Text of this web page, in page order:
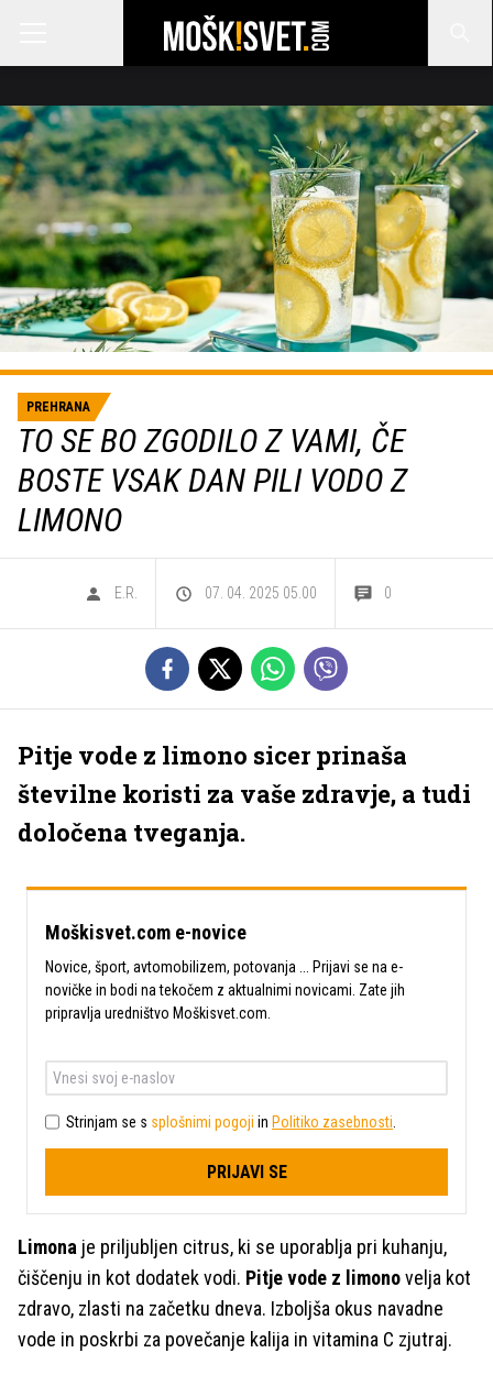
PREHRANA
TO SE BO ZGODILO Z VAMI, ČE
BOSTE VSAK DAN PILI VODO Z
LIMONO
E.R. 07. 04. 2025 05.00 0
Pitje vode z limono sicer prinaša
številne koristi za vaše zdravje, a tudi
določena tveganja.
Moškisvet.com e-novice
Novice, šport, avtomobilizem, potovanja ... Prijavi se na e-
novičke in bodi na tekočem z aktualnimi novicami. Zate jih
pripravlja uredništvo Moškisvet.com.
Strinjam se s splošnimi pogoji in Politiko zasebnosti
PRIJAVI SE
Limona je priljubljen citrus, ki se uporablja pri kuhanju,
čiščenju in kot dodatek vodi. Pitje vode z limonovelja kot
zdravo, zlasti na začetku dneva. Izboljša okus navadne
vode in poskrbi za povečanje kalija in vitamina C zjutraj.